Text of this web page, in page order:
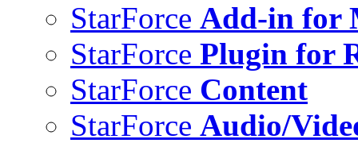
StarForce Add-in for
StarForce Plugin for
StarForce Content
StarForce Audio/